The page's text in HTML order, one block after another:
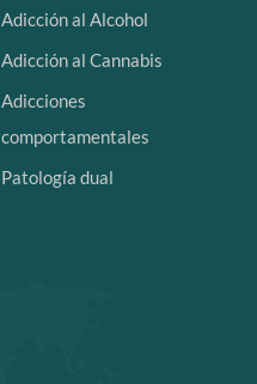
Adicción al Alcohol
Adicción al Cannabis
Adicciones
comportamentales
Patología dual